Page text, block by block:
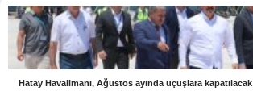
Hatay Havalimanı, Ağustos ayında uçuşlara kapatılacak